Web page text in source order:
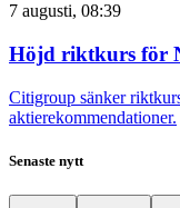
7 augusti, 08:39
Höjd riktkurs för
Citigroup sänker
aktierekommendationer.
Senaste nytt